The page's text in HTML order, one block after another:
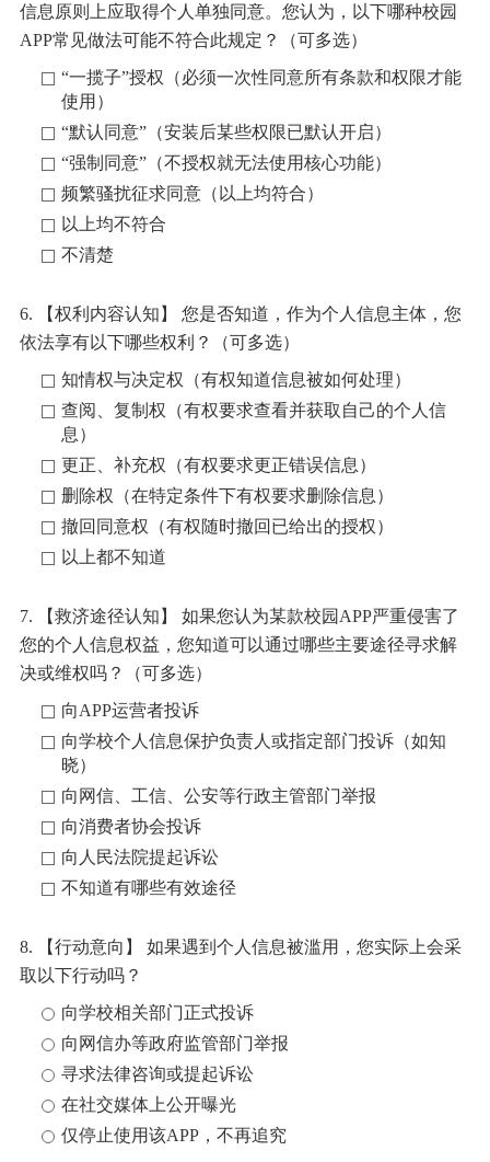
信息原则上应取得个人单独同意。您认为，以下哪种校园
APP常见做法可能不符合此规定？（可多选）
“一揽子”授权（必须一次性同意所有条款和权限才能
使用）
“默认同意”（安装后某些权限已默认开启）
“强制同意”（不授权就无法使用核心功能）
频繁骚扰征求同意（以上均符合）
以上均不符合
不清楚
6. 【权利内容认知】 您是否知道，作为个人信息主体，您
依法享有以下哪些权利？（可多选）
知情权与决定权（有权知道信息被如何处理）
查阅、复制权（有权要求查看并获取自己的个人信
息）
更正、补充权（有权要求更正错误信息）
删除权（在特定条件下有权要求删除信息）
撤回同意权（有权随时撤回已给出的授权）
以上都不知道
7. 【救济途径认知】 如果您认为某款校园APP严重侵害了
您的个人信息权益，您知道可以通过哪些主要途径寻求解
决或维权吗？（可多选）
向APP运营者投诉
向学校个人信息保护负责人或指定部门投诉（如知
晓）
向网信、工信、公安等行政主管部门举报
向消费者协会投诉
向人民法院提起诉讼
不知道有哪些有效途径
8. 【行动意向】 如果遇到个人信息被滥用，您实际上会采
取以下行动吗？
向学校相关部门正式投诉
向网信办等政府监管部门举报
寻求法律咨询或提起诉讼
在社交媒体上公开曝光
仅停止使用该APP，不再追究